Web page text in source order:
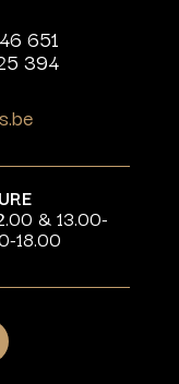
651
394
& 13.00-
18.00